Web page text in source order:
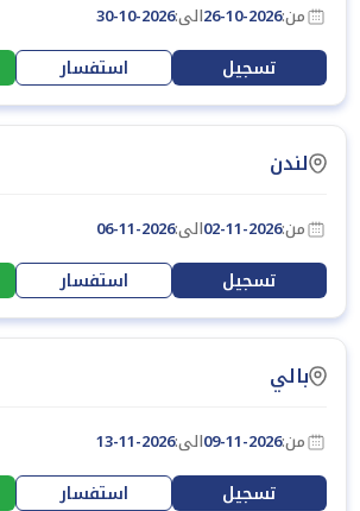
من:26-10-2026الى:30-10-2026
تسجيل استفسار
لندن
من:02-11-2026الى:06-11-2026
تسجيل استفسار
بالي
من:09-11-2026الى:13-11-2026
تسجيل استفسار